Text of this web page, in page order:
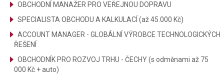
OBCHODNÍ MANAŽER PRO VEŘEJNOU DOPRAVU
SPECIALISTA OBCHODU A KALKULACÍ (až 45.000 Kč)
ACCOUNT MANAGER - GLOBÁLNÍ VÝROBCE TECHNOLOGICKÝCH
ŘEŠENÍ
OBCHODNÍK PRO ROZVOJ TRHU - ČECHY (s odměnami až 75
000 Kč + auto)